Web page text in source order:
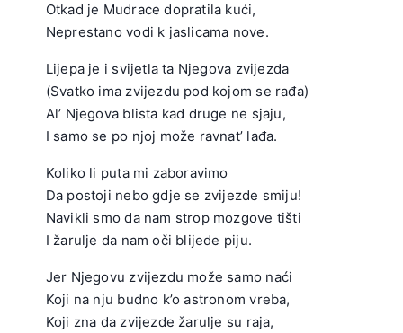
Otkad je Mudrace dopratila kući,
Neprestano vodi k jaslicama nove.
Lijepa je i svijetla ta Njegova zvijezda
(Svatko ima zvijezdu pod kojom se rađa)
Al’ Njegova blista kad druge ne sjaju,
I samo se po njoj može ravnat’ lađa.
Koliko li puta mi zaboravimo
Da postoji nebo gdje se zvijezde smiju!
Navikli smo da nam strop mozgove tišti
I žarulje da nam oči blijede piju.
Jer Njegovu zvijezdu može samo naći
Koji na nju budno k’o astronom vreba,
Koji zna da zvijezde žarulje su raja,